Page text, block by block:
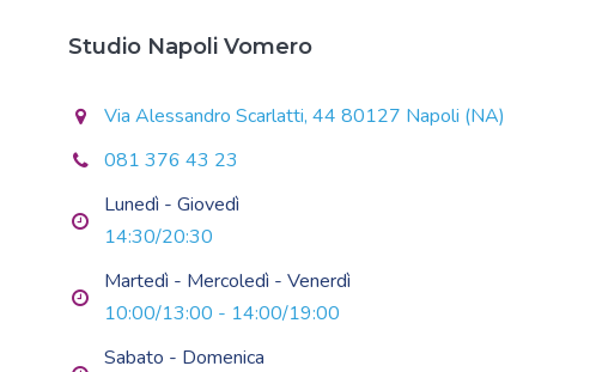
Studio Napoli Vomero
Via Alessandro Scarlatti, 44 80127 Napoli (NA)
081 376 43 23
Lunedì - Giovedì
14:30/20:30
Martedì - Mercoledì - Venerdì
10:00/13:00 - 14:00/19:00
Sabato - Domenica